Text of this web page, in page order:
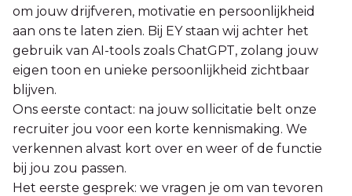
om jouw drijfveren, motivatie en persoonlijkheid
aan ons te laten zien. Bij EY staan wij achter het
gebruik van AI-tools zoals ChatGPT, zolang jouw
eigen toon en unieke persoonlijkheid zichtbaar
blijven.
Ons eerste contact: na jouw sollicitatie belt onze
recruiter jou voor een korte kennismaking. We
verkennen alvast kort over en weer of de functie
bij jou zou passen.
Het eerste gesprek: we vragen je om van tevoren